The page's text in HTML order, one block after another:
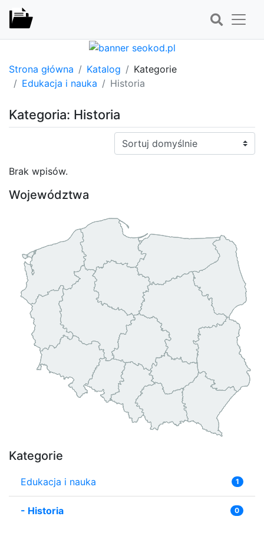
Strona główna Katalog
Kategorie
Edukacja i nauka
Historia
Kategoria: Historia
Sortuj:
Brak wpisów.
Województwa
Kategorie
Edukacja i nauka 1
- Historia 0